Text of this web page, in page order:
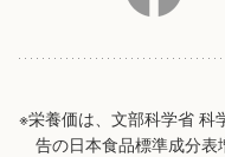
※栄養価は、文部科学省 科
告の日本食品標準成分表